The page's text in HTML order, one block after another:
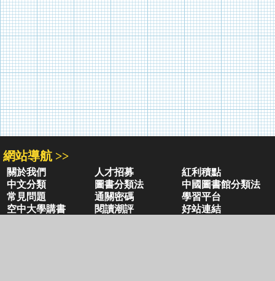
網站導航 >>
關於我們 人才招募
紅利積點
中文分類
圖書分類法
中國圖書館分類法
常見問題
通關密碼
學習平台
空中大學購書
閱讀潮評 好站連結